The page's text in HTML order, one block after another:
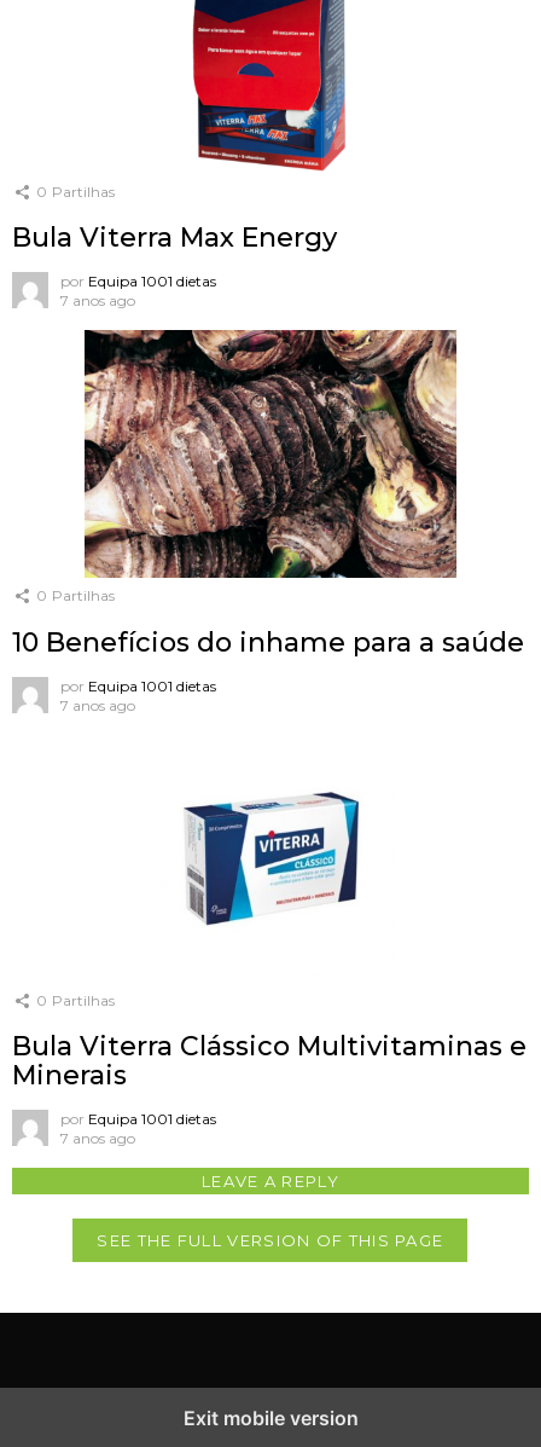
0 Partilhas
Bula Viterra Max Energy
por Equipa 1001 dietas
7 anos ago
0 Partilhas
10 Benefícios do inhame para a saúde
por Equipa 1001 dietas
7 anos ago
0 Partilhas
Bula Viterra Clássico Multivitaminas e
Minerais
por Equipa 1001 dietas
7 anos ago
LEAVE A REPLY
SEE THE FULL VERSION OF THIS PAGE
Exit mobile version